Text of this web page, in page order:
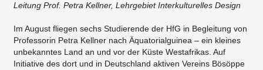
Leitung Prof. Petra Kellner, Lehrgebiet Interkulturelles Design
​Im August fliegen sechs Studierende der HfG in Begleitung von
Professorin Petra Kellner nach Äquatorialguinea – ein kleines
unbekanntes Land an und vor der Küste Westafrikas. Auf
Initiative des dort und in Deutschland aktiven Vereins Bösöppe